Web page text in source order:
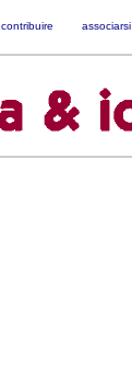
contribuire associarsi